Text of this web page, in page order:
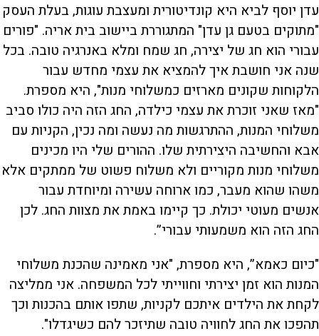
עדן יוסף לביא היא קונדיטורית ומעצבת עוגות, בעלת העסק
"מתוקים בטעם גן עדן" המתגוררת ביישוב בית אריה. "פורים
עבורי הוא חג של יצירה, חג שמח ומלא באנרגיה טובה. בכל
שנה אני חושבת איך להמציא את עצמי מחדש עבור
הלקוחות שקונים מארזים כמשלוחי מנות", היא מספרת.
"מאז שאני זוכרת את עצמי כילדה, החג הזה היה כולו סביב
משלוחי המנות, ההתרגשות מה נעשה ומה נכין, הקניות עם
אבא והחשיבה היצירתית שלו. ההורים שלי היו מכינים
משלוחי מנות מקוריים ולא משלוח פשוט של ממתקים אלא
משהו שהוא מעבר, כמו ארוחה עשירה ומיוחדת עבור
אנשים מעוטי יכולת. כך קיימו באמת את מצוות החג. לכן
החג הזה הוא משמעותי עבורי”.
"כיום כאמא”, היא מספרת, "אני מאמינה שהכנת משלוחי
המנות הוא זמן יצירתי וחווייתי לכל המשפחה. אני ממליצה
לקחת את הילדים איתכם לקניות, שתפו אותם בהכנות וכך
תהפכו את החג לחוויה טובה שתיזכר להם כשיגדלו".